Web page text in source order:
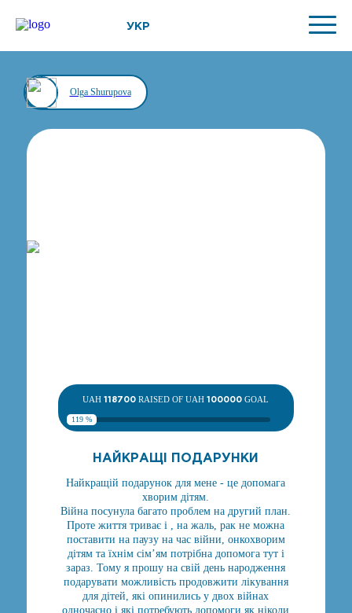
УКР
Olga Shurupova
UAH118700 RAISED OF UAH100000 GOAL
119 %
НАЙКРАЩІ ПОДАРУНКИ
Найкращій подарунок для мене - це допомага
хворим дітям.
Війна посунула багато проблем на другий план.
Проте життя триває і , на жаль, рак не можна
поставити на паузу на час війни, онкохворим
дітям та їхнім сім’ям потрібна допомога тут і
зараз. Тому я прошу на свій день народження
подарувати можливість продовжити лікування
для дітей, які опинились у двох війнах
одночасно і які потребують допомоги як ніколи